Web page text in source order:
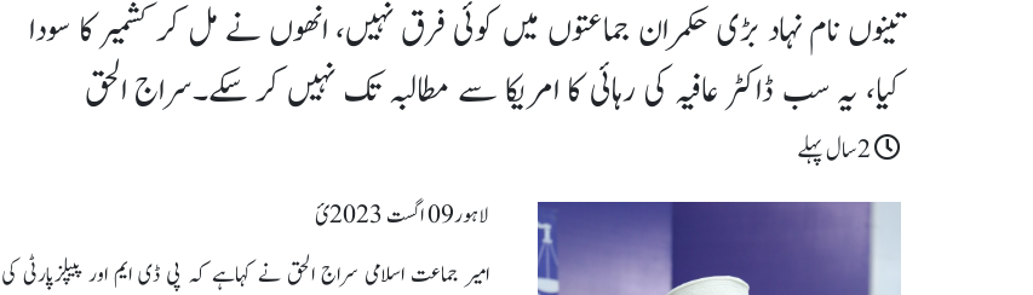
تینوں نام نہاد بڑی حکمران جماعتوں میں کوئی فرق نہیں، انھوں نے مل کر کشمیر کا سودا
کیا، یہ سب ڈاکٹر عافیہ کی رہائی کا امریکا سے مطالبہ تک نہیں کر سکے۔سراج الحق
لاہور09 اگست 2023ئ
امیر جماعت اسلامی سراج الحق نے کہاہے کہ پی ڈی ایم اور پیپلزپارٹی کی